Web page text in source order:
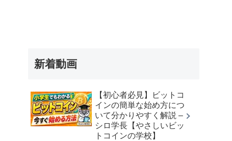
新着動画
【初心者必見】ビットコ
インの簡単な始め方につ
いて分かりやすく解説 –
シロ学長【やさしいビッ
トコインの学校】